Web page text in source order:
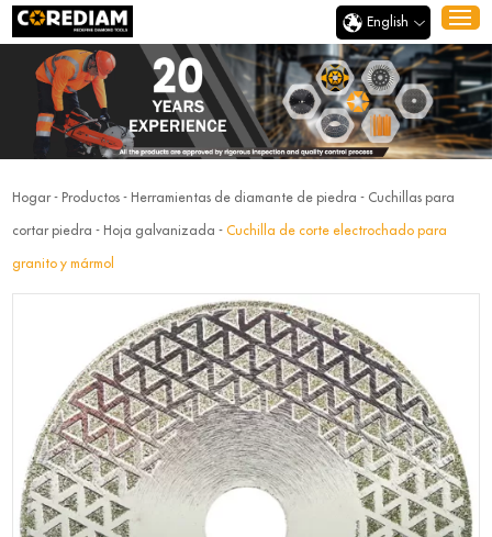
English
Hogar- Productos - Herramientas de diamante de piedra - Cuchillas para
cortar piedra - Hoja galvanizada -Cuchilla de corte electrochado para
granito y mármol